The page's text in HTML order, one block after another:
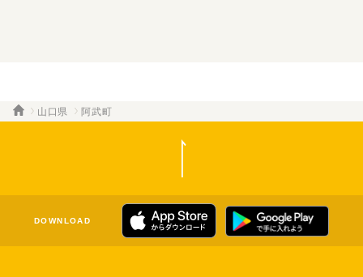
山口県 阿武町
DOWNLOAD